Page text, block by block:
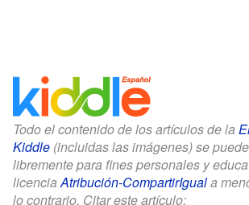
Todo el contenido de los artículos de la
Kiddle (incluidas las imágenes) se
libremente para fines personales y
licencia Atribución-CompartirIguala
lo contrario. Citar este artículo: